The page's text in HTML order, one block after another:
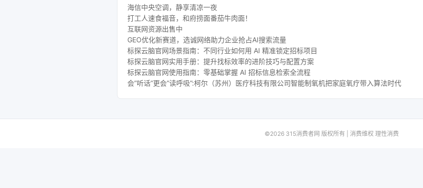
海信中央空调，静享清凉一夜
打工人速食福音，和府捞面番茄牛肉面！
互联网资源出售中
GEO优化新赛道，选诚网络助力企业抢占AI搜索流量
标探云脑官网场景指南：不同行业如何用 AI 精准锁定招标项目
标探云脑官网实用手册：提升找标效率的进阶技巧与配置方案
标探云脑官网使用指南：零基础掌握 AI 招标信息检索全流程
会”听话”更会”读呼吸”:柯尔（苏州）医疗科技有限公司智能制氧机把家庭氧疗带入算法时代
©2026 315消费者网 版权所有 | 消费维权 理性消费